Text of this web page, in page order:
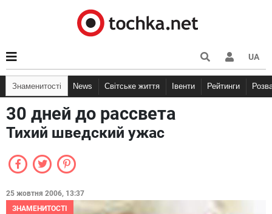
UA
Знаменитості News Світське життя Івенти Рейтинги
30 дней до рассвета
Тихий шведский ужас
25 жовтня 2006, 13:37
ЗНАМЕНИТОСТІ